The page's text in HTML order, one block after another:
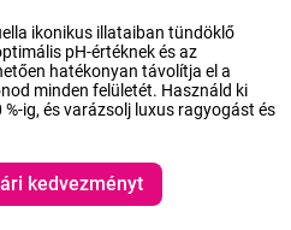
ikonikus illataiban tündöklő
pH-értéknek és az
hatékonyan távolítja el a
minden felületét. Használd ki
ig, és varázsolj luxus ragyogást és
kedvezményt